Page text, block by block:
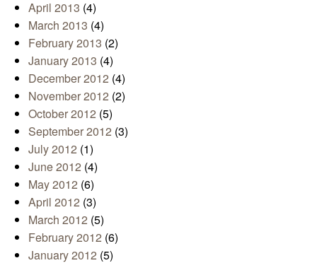
April 2013 (4)
March 2013 (4)
February 2013 (2)
January 2013 (4)
December 2012 (4)
November 2012 (2)
October 2012 (5)
September 2012 (3)
July 2012 (1)
June 2012 (4)
May 2012 (6)
April 2012 (3)
March 2012 (5)
February 2012 (6)
January 2012 (5)